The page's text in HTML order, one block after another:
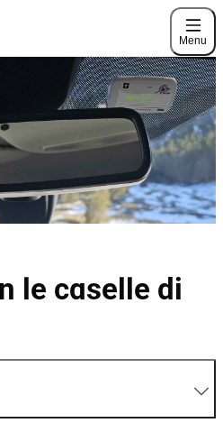
Menu
le caselle di